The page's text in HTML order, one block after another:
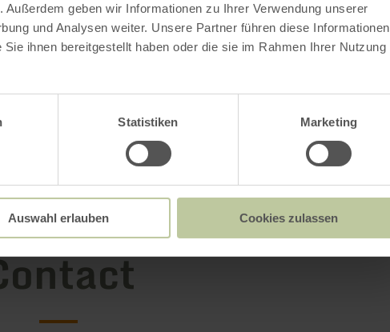
geben wir Informationen zu Ihrer Verwendung unserer
und Analysen weiter. Unsere Partner führen diese Informationen
ihnen bereitgestellt haben oder die sie im Rahmen Ihrer Nutzung
Statistiken Marketing
Auswahl erlauben Cookies zulassen